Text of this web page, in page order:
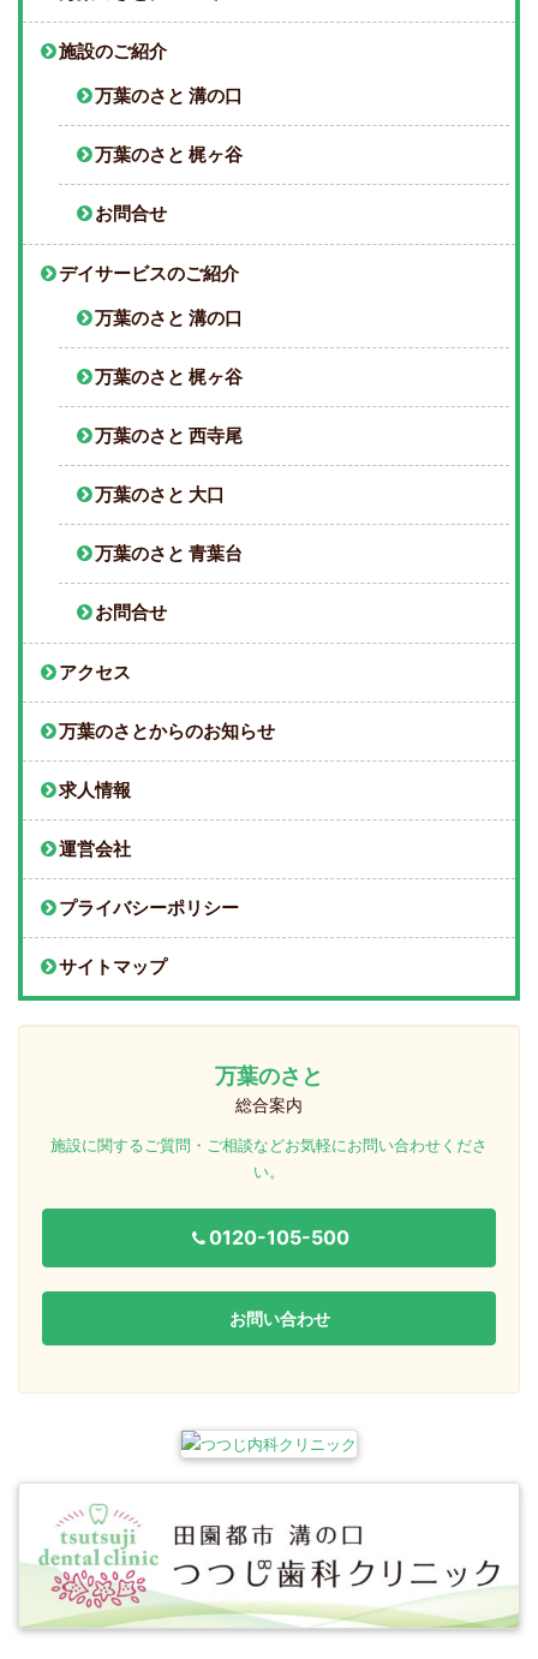
施設のご紹介
万葉のさと 溝の口
万葉のさと 梶ヶ谷
お問合せ
デイサービスのご紹介
万葉のさと 溝の口
万葉のさと 梶ヶ谷
万葉のさと 西寺尾
万葉のさと 大口
万葉のさと 青葉台
お問合せ
アクセス
万葉のさとからのお知らせ
求人情報
運営会社
プライバシーポリシー
サイトマップ
万葉のさと
総合案内
施設に関するご質問・ご相談などお気軽にお問い合わせくださ
い。
0120-105-500
お問い合わせ